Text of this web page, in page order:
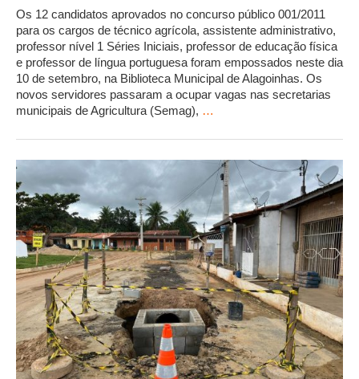
Os 12 candidatos aprovados no concurso público 001/2011
para os cargos de técnico agrícola, assistente administrativo,
professor nível 1 Séries Iniciais, professor de educação física
e professor de língua portuguesa foram empossados neste dia
10 de setembro, na Biblioteca Municipal de Alagoinhas. Os
novos servidores passaram a ocupar vagas nas secretarias
municipais de Agricultura (Semag), …